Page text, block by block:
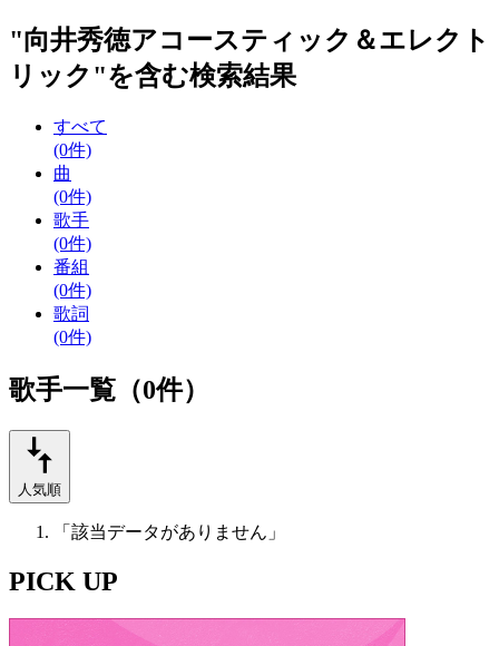
"向井秀徳アコースティック＆エレクト
リック "を含む検索結果
すべて
(0件)
曲
(0件)
歌手
(0件)
番組
(0件)
歌詞
(0件)
歌手一覧（0件）
人気順
「該当データがありません」
PICK UP